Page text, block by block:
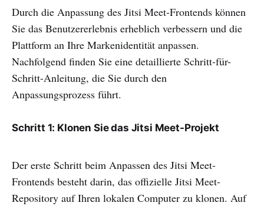
Durch die Anpassung des Jitsi Meet-Frontends können
Sie das Benutzererlebnis erheblich verbessern und die
Plattform an Ihre Markenidentität anpassen.
Nachfolgend finden Sie eine detaillierte Schritt-für-
Schritt-Anleitung, die Sie durch den
Anpassungsprozess führt.
Schritt 1: Klonen Sie das Jitsi Meet-Projekt
Der erste Schritt beim Anpassen des Jitsi Meet-
Frontends besteht darin, das offizielle Jitsi Meet-
Repository auf Ihren lokalen Computer zu klonen. Auf